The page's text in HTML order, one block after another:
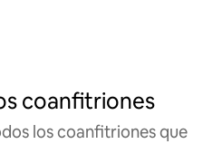
coanfitriones
los coanfitriones que